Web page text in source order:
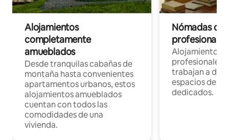
Alojamientos
completamente
amueblados
Desde tranquilas cabañas de
montaña hasta convenientes
apartamentos urbanos, estos
alojamientos amueblados
cuentan con todos las
comodidades de una
vivienda.
Nómadas
Alojamientos
profesionales
trabajan a
espacios de
dedicados.